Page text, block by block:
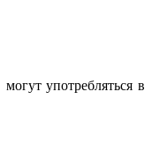
употребляться в